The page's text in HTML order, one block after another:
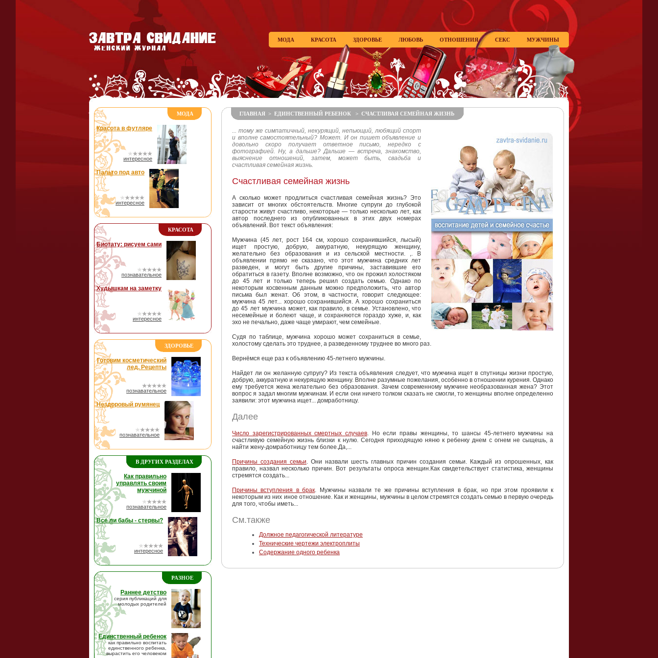
МОДА КРАСОТА ЗДОРОВЬЕ ЛЮБОВЬ ОТНОШЕНИЯ СЕКС МУЖЧИНЫ
МОДА
Красота в футляре
интересное
Пальто под авто
интересное
КРАСОТА
Биотату: рисуем сами
познавательное
Худышкам на заметку
интересное
ЗДОРОВЬЕ
Готовим косметический
лед. Рецепты
познавательное
Нездоровый румянец
познавательное
В ДРУГИХ РАЗДЕЛАХ
Как правильно
управлять своим
мужчиной
познавательное
Все ли бабы - стервы?
интересное
РАЗНОЕ
Раннее детство
серия публикаций для
молодых родителей
Единственный ребенок
как правильно воспитать
единственного ребенка,
вырастить его человеком
ГЛАВНАЯ > ЕДИНСТВЕННЫЙ РЕБЕНОК > СЧАСТЛИВАЯ СЕМЕЙНАЯ ЖИЗНЬ
... тому же симпатичный, некурящий, непьющий, любящий спорт
и вполне самостоятельный? Может. И он пишет объявление и
довольно скоро получает ответное письмо, нередко с
фотографией. Ну, а дальше? Дальше — встреча, знакомство,
выяснение отношений, затем, может быть, свадьба и
счастливая семейная жизнь.
Счастливая семейная жизнь
А сколько может продлиться счастливая семейная жизнь? Это
зависит от многих обстоятельств. Многие супруги до глубокой
старости живут счастливо, некоторые — только несколько лет, как
автор последнего из опубликованных в этих двух номерах
объявлений. Вот текст объявления:
Мужчина (45 лет, рост 164 см, хорошо сохранившийся, лысый)
ищет простую, добрую, аккуратную, некурящую женщину,
желательно без образования и из сельской местности. ,. В
объявлении прямо не сказано, что этот мужчина средних лет
разведен, и могут быть другие причины, заставившие его
обратиться в газету. Вполне возможно, что он прожил холостяком
до 45 лет и только теперь решил создать семью. Однако по
некоторым косвенным данным можно предположить, что автор
письма был женат. Об этом, в частности, говорит следующее:
мужчина 45 лет... хорошо сохранившийся. А хорошо сохраниться
до 45 лет мужчина может, как правило, в семье. Установлено, что
несемейные и болеют чаще, и сохраняются гораздо хуже, и, как
эхо не печально, даже чаще умирают, чем семейные.
Судя по таблице, мужчина хорошо может сохраниться в семье,
холостому сделать это труднее, а разведенному труднее во много раз.
Вернёмся еще раз к объявлению 45-летнего мужчины.
Найдет ли он желанную супругу? Из текста объявления следует, что мужчина ищет в спутницы жизни простую,
добрую, аккуратную и некурящую женщину. Вполне разумные пожелания, особенно в отношении курения. Однако
ему требуется жена желательно без образования. Зачем современному мужчине необразованная жена? Этот
вопрос я задал многим мужчинам. И если они ничего толком сказать не смогли, то женщины вполне определенно
заявили: этот мужчина ищет... домработницу.
Далее
Число зарегистрированных смертных случаев. Но если правы женщины, то шансы 45-летнего мужчины на
счастливую семейную жизнь близки к нулю. Сегодня приходящую няню к ребенку днем с огнем не сыщешь, а
найти жену-домработницу тем более.Да,...
Причины создания семьи. Они назвали шесть главных причин создания семьи. Каждый из опрошенных, как
правило, назвал несколько причин. Вот результаты опроса женщин.Как свидетельствует статистика, женщины
стремятся создать...
Причины вступления в брак. Мужчины назвали те же причины вступления в брак, но при этом проявили к
некоторым из них иное отношение. Как и женщины, мужчины в целом стремятся создать семью в первую очередь
для того, чтобы иметь...
См.также
Должное педагогической литературе
Технические чертежи электроплиты
Содержание одного ребенка